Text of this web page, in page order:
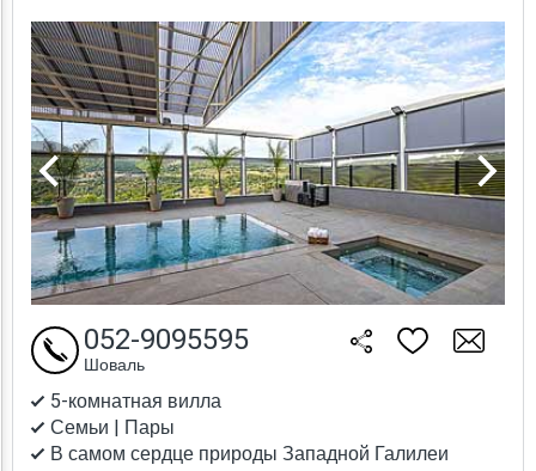
5-комнатная вилла
Семьи | Пары
В самом сердце природы Западной Галилеи
052-9095595
Шоваль